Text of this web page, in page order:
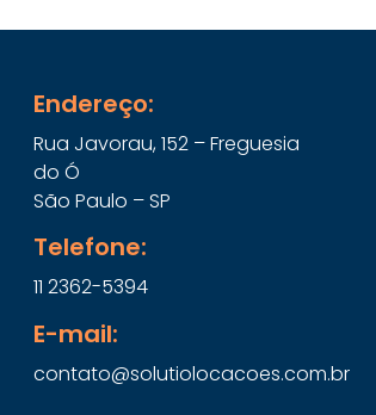
Endereço:
Rua Javorau, 152 – Freguesia
do Ó
São Paulo – SP
Telefone:
11 2362-5394
E-mail:
contato@solutiolocacoes.com.br